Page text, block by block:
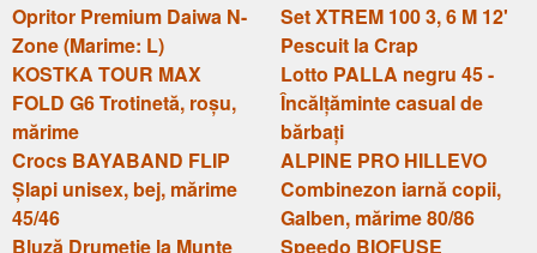
Opritor Premium Daiwa N-
Zone (Marime: L)
Set XTREM 100 3, 6 M 12'
Pescuit la Crap
KOSTKA TOUR MAX
FOLD G6 Trotinetă, roșu,
mărime
Lotto PALLA negru 45 -
Încălțăminte casual de
bărbați
Crocs BAYABAND FLIP
Șlapi unisex, bej, mărime
45/46
ALPINE PRO HILLEVO
Combinezon iarnă copii,
Galben, mărime 80/86
Bluză Drumeție la Munte
Speedo BIOFUSE